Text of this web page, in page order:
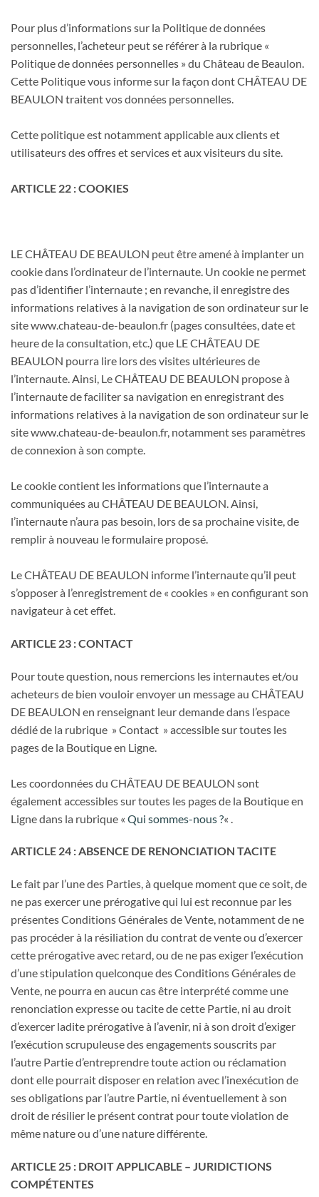
Pour plus d’informations sur la Politique de données
personnelles, l’acheteur peut se référer à la rubrique «
Politique de données personnelles » du Château de Beaulon.
Cette Politique vous informe sur la façon dont CHÂTEAU DE
BEAULON traitent vos données personnelles.
Cette politique est notamment applicable aux clients et
utilisateurs des offres et services et aux visiteurs du site.
ARTICLE 22 : COOKIES
LE CHÂTEAU DE BEAULON peut être amené à implanter un
cookie dans l’ordinateur de l’internaute. Un cookie ne permet
pas d’identifier l’internaute ; en revanche, il enregistre des
informations relatives à la navigation de son ordinateur sur le
site www.chateau-de-beaulon.fr (pages consultées, date et
heure de la consultation, etc.) que LE CHÂTEAU DE
BEAULON pourra lire lors des visites ultérieures de
l’internaute. Ainsi, Le CHÂTEAU DE BEAULON propose à
l’internaute de faciliter sa navigation en enregistrant des
informations relatives à la navigation de son ordinateur sur le
site www.chateau-de-beaulon.fr, notamment ses paramètres
de connexion à son compte.
Le cookie contient les informations que l’internaute a
communiquées au CHÂTEAU DE BEAULON. Ainsi,
l’internaute n’aura pas besoin, lors de sa prochaine visite, de
remplir à nouveau le formulaire proposé.
Le CHÂTEAU DE BEAULON informe l’internaute qu’il peut
s’opposer à l’enregistrement de « cookies » en configurant son
navigateur à cet effet.
ARTICLE 23 : CONTACT
Pour toute question, nous remercions les internautes et/ou
acheteurs de bien vouloir envoyer un message au CHÂTEAU
DE BEAULON en renseignant leur demande dans l’espace
dédié de la rubrique » Contact » accessible sur toutes les
pages de la Boutique en Ligne.
Les coordonnées du CHÂTEAU DE BEAULON sont
également accessibles sur toutes les pages de la Boutique en
Ligne dans la rubrique « Qui sommes-nous ?« .
ARTICLE 24 : ABSENCE DE RENONCIATION TACITE
Le fait par l’une des Parties, à quelque moment que ce soit, de
ne pas exercer une prérogative qui lui est reconnue par les
présentes Conditions Générales de Vente, notamment de ne
pas procéder à la résiliation du contrat de vente ou d’exercer
cette prérogative avec retard, ou de ne pas exiger l’exécution
d’une stipulation quelconque des Conditions Générales de
Vente, ne pourra en aucun cas être interprété comme une
renonciation expresse ou tacite de cette Partie, ni au droit
d’exercer ladite prérogative à l’avenir, ni à son droit d’exiger
l’exécution scrupuleuse des engagements souscrits par
l’autre Partie d’entreprendre toute action ou réclamation
dont elle pourrait disposer en relation avec l’inexécution de
ses obligations par l’autre Partie, ni éventuellement à son
droit de résilier le présent contrat pour toute violation de
même nature ou d’une nature différente.
ARTICLE 25 : DROIT APPLICABLE – JURIDICTIONS
COMPÉTENTES